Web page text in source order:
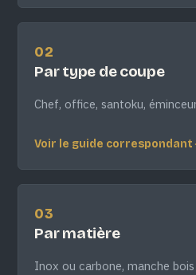
02
Par type de coupe
Chef, office, santoku,
Voir le guide correspondant
03
Par matière
Inox ou carbone, manche